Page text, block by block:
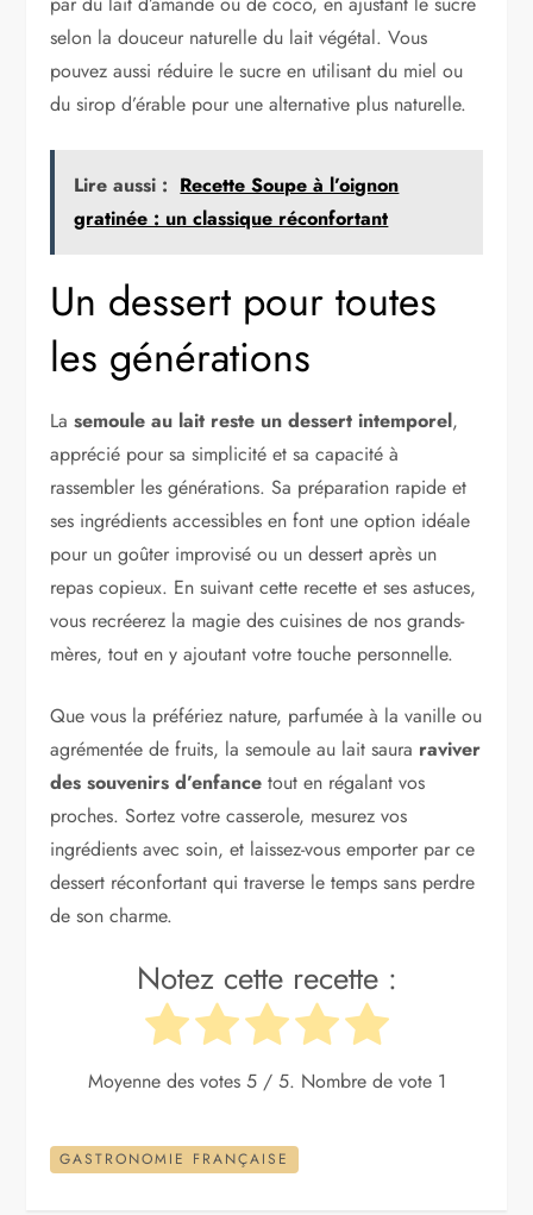
selon la douceur naturelle du lait végétal. Vous
pouvez aussi réduire le sucre en utilisant du miel ou
du sirop d’érable pour une alternative plus naturelle.
Lire aussi : Recette Soupe à l’oignon
gratinée : un classique réconfortant
Un dessert pour toutes
les générations
Lasemoule au lait reste un dessert intemporel,
apprécié pour sa simplicité et sa capacité à
rassembler les générations. Sa préparation rapide et
ses ingrédients accessibles en font une option idéale
pour un goûter improvisé ou un dessert après un
repas copieux. En suivant cette recette et ses astuces,
vous recréerez la magie des cuisines de nos grands-
mères, tout en y ajoutant votre touche personnelle.
Que vous la préfériez nature, parfumée à la vanille ou
agrémentée de fruits, la semoule au lait saura raviver
des souvenirs d’enfance tout en régalant vos
proches. Sortez votre casserole, mesurez vos
ingrédients avec soin, et laissez-vous emporter par ce
dessert réconfortant qui traverse le temps sans perdre
de son charme.
Notez cette recette :
Moyenne des votes 5/ 5. Nombre de vote 1
GASTRONOMIE FRANÇAISE